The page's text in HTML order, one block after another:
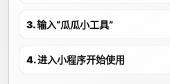
3. 输入“瓜瓜小工具”
4. 进入小程序开始使用